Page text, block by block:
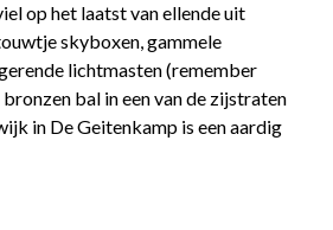
op het laatst van ellende uit
skyboxen, gammele
lichtmasten (remember
bal in een van de zijstraten
in De Geitenkamp is een aardig